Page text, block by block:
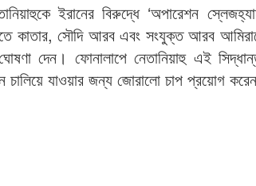
ইরানের বিরুদ্ধে ‘অপারেশন
কাতার, সৌদি আরব এবং সংযুক্ত আরব
দেন। ফোনালাপে নেতানিয়াহু এই
চালিয়ে যাওয়ার জন্য জোরালো চাপ প্রয়োগ